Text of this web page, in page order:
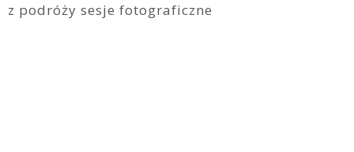
z podróży sesje fotograficzne